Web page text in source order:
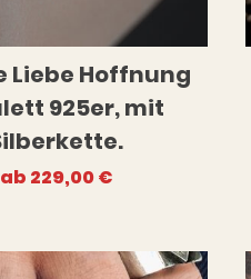
Liebe Hoffnung
925er, mit
ab 229,00€